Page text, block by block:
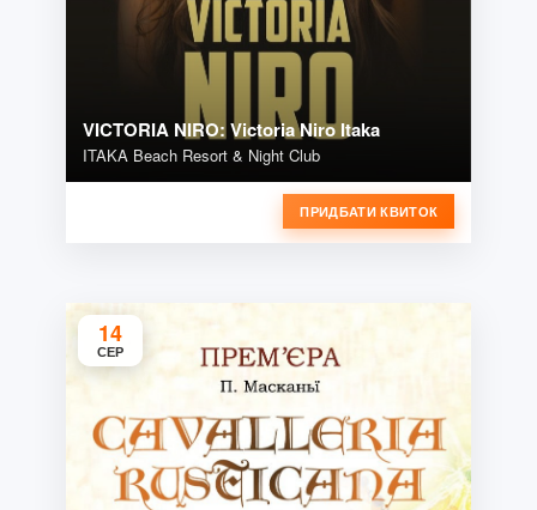
VICTORIA NIRO: Victoria Niro Itaka
ITAKA Beach Resort & Night Club
ПРИДБАТИ КВИТОК
14
СЕР